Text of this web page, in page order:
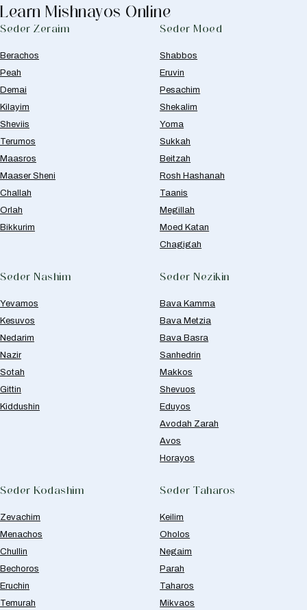
Learn Mishnayos Online
Seder Zeraim
Berachos
Peah
Demai
Kilayim
Sheviis
Terumos
Maasros
Maaser Sheni
Challah
Orlah
Bikkurim
Seder Moed
Shabbos
Eruvin
Pesachim
Shekalim
Yoma
Sukkah
Beitzah
Rosh Hashanah
Taanis
Megillah
Moed Katan
Chagigah
Seder Nashim
Yevamos
Kesuvos
Nedarim
Nazir
Sotah
Gittin
Kiddushin
Seder Nezikin
Bava Kamma
Bava Metzia
Bava Basra
Sanhedrin
Makkos
Shevuos
Eduyos
Avodah Zarah
Avos
Horayos
Seder Kodashim
Zevachim
Menachos
Chullin
Bechoros
Eruchin
Temurah
Seder Taharos
Keilim
Oholos
Negaim
Parah
Taharos
Mikvaos